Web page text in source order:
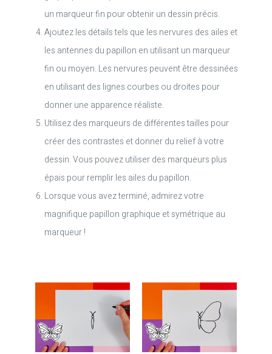
un marqueur fin pour obtenir un dessin précis.
Ajoutez les détails tels que les nervures des ailes et
les antennes du papillon en utilisant un marqueur
fin ou moyen. Les nervures peuvent être dessinées
en utilisant des lignes courbes ou droites pour
donner une apparence réaliste.
Utilisez des marqueurs de différentes tailles pour
créer des contrastes et donner du relief à votre
dessin. Vous pouvez utiliser des marqueurs plus
épais pour remplir les ailes du papillon.
Lorsque vous avez terminé, admirez votre
magnifique papillon graphique et symétrique au
marqueur !